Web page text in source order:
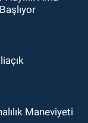
Maneviyeti